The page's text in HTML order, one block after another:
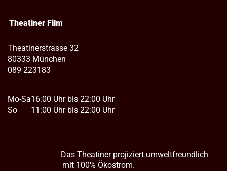
Theatiner Film
Theatinerstrasse 32
80333 München
089 223183
Mo-Sa
So
16:00 Uhr bis 22:00 Uhr
11:00 Uhr bis 22:00 Uhr
Das Theatiner projiziert umweltfreundlich
mit 100% Ökostrom.